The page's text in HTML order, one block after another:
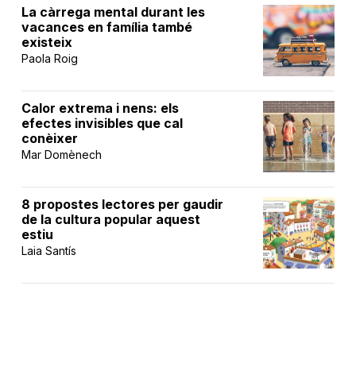
La càrrega mental durant les
vacances en família també
existeix
Paola Roig
Calor extrema i nens: els
efectes invisibles que cal
conèixer
Mar Domènech
8 propostes lectores per gaudir
de la cultura popular aquest
estiu
Laia Santís